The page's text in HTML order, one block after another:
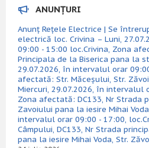
ANUNȚURI
Anunț Rețele Electrice | Se
electrică loc. Crivina – Luni,
09:00 - 15:00 loc.Crivina, Zona
Principala de la Biserica pana la
29.07.2026, în intervalul orar
afectată: Str. Măceșului, Str.
Miercuri, 29.07.2026, în intervalul
Zona afectată: DC133, Nr Strada
Zavoiului pana la iesire Mihai
intervalul orar 09:00 - 17:00,
Câmpului, DC133, Nr Strada
pana la iesire Mihai Voda, Str.